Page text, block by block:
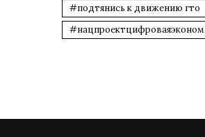
#подтянись к движению гто